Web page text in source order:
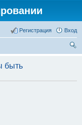
Вход
Регистрация
быть